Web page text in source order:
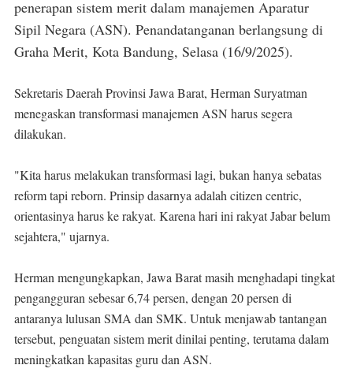
penerapan sistem merit dalam manajemen Aparatur
Sipil Negara (ASN). Penandatanganan berlangsung di
Graha Merit, Kota Bandung, Selasa (16/9/2025).
Sekretaris Daerah Provinsi Jawa Barat, Herman Suryatman
menegaskan transformasi manajemen ASN harus segera
dilakukan.
"Kita harus melakukan transformasi lagi, bukan hanya sebatas
reform tapi reborn. Prinsip dasarnya adalah citizen centric,
orientasinya harus ke rakyat. Karena hari ini rakyat Jabar belum
sejahtera," ujarnya.
Herman mengungkapkan, Jawa Barat masih menghadapi tingkat
pengangguran sebesar 6,74 persen, dengan 20 persen di
antaranya lulusan SMA dan SMK. Untuk menjawab tantangan
tersebut, penguatan sistem merit dinilai penting, terutama dalam
meningkatkan kapasitas guru dan ASN.